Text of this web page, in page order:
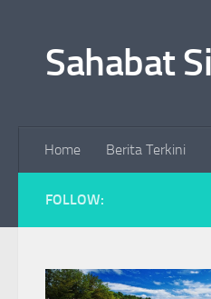
Sahabat
Home Berita Terkini
FOLLOW: